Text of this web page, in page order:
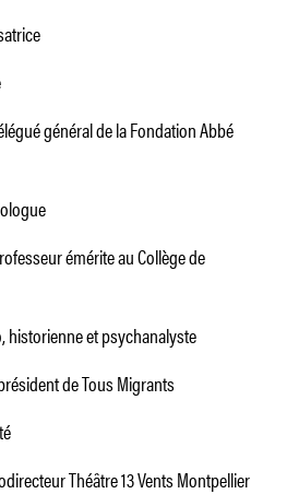
général de la Fondation Abbé
émérite au Collège de
historienne et psychanalyste
de Tous Migrants
Théâtre 13 Vents Montpellier